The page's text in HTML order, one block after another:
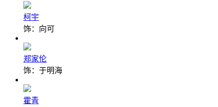
柯宇
饰：向可
郑家伦
饰：于明海
霍青